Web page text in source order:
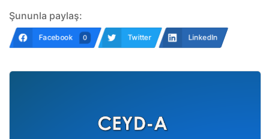
Şununla paylaş:
Facebook 0 Twitter LinkedIn